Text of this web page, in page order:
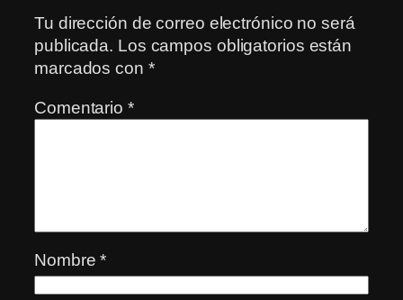
Tu dirección de correo electrónico no será
publicada. Los campos obligatorios están
marcados con *
Comentario *
Nombre*